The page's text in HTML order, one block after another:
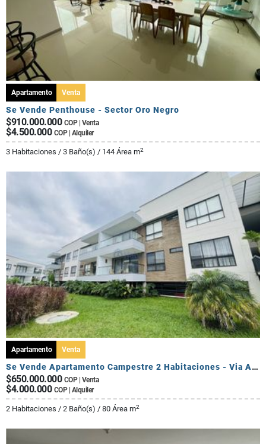
Apartamento Venta
Se Vende Penthouse - Sector Oro Negro
$910.000.000 COP | Venta
$4.500.000 COP | Alquiler
3 Habitaciones / 3 Baño(s) / 144 Área m2
Apartamento Venta
Se Vende Apartamento Campestre 2 Habitaciones - Via Al Caimo
$650.000.000 COP | Venta
$4.000.000 COP | Alquiler
2 Habitaciones / 2 Baño(s) / 80 Área m2